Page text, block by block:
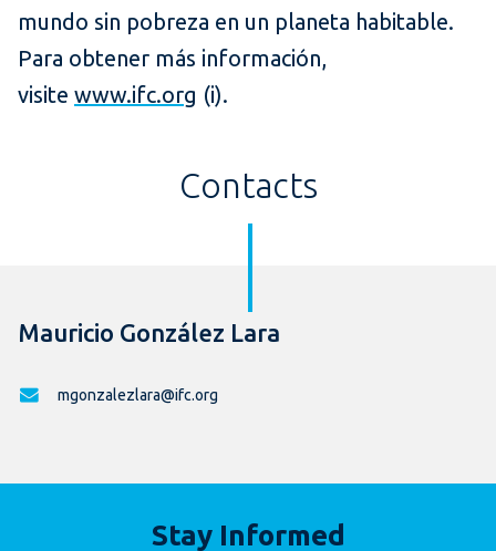
mundo sin pobreza en un planeta habitable.
Para obtener más información,
visite www.ifc.org (i).
Contacts
Mauricio González Lara
mgonzalezlara@ifc.org
Stay Informed